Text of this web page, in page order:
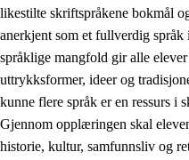
likestilte skriftspråkene bokmål
anerkjent som et fullverdig
språklige mangfold gir alle
uttrykksformer, ideer og
kunne flere språk er en ressurs i
Gjennom opplæringen skal
historie, kultur, samfunnsliv og